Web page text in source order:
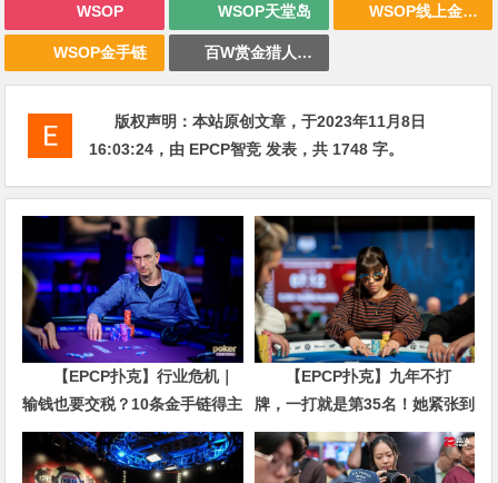
WSOP WSOP天堂岛 WSOP线上金手链
WSOP金手链 百W赏金猎人大奖赛
版权声明：本站原创文章，于2023年11月8日
16:03:24 ，由 EPCP智竞 发表，共 1748 字。
【EPCP扑克】行业危机｜
输钱也要交税？10条金手链得主
直言“扛不住”，主动砍掉四分之
三比赛
【EPCP扑克】九年不打
牌，一打就是第35名！她紧张到
脚悬空，但全世界以为她很淡定